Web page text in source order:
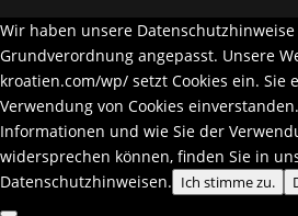
Wir haben unsere
Grundverordnung angepasst. Unsere
kroatien.com/wp/ setzt Cookies ein. Sie
Verwendung von Cookies
Informationen und wie Sie der
widersprechen können, finden Sie in
Datenschutzhinweisen. Ich stimme zu.